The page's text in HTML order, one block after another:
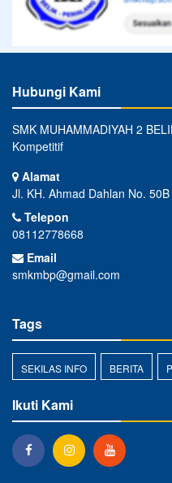
Hubungi Kami
SMK MUHAMMADIYAH 2
Kompetitif
Alamat
Jl. KH. Ahmad Dahlan No.
Telepon
08112778668
Email
smkmbp@gmail.com
Tags
SEKILAS INFO BERITA
Ikuti Kami